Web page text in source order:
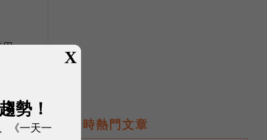
即時熱門文章
X
勢！
《一天一